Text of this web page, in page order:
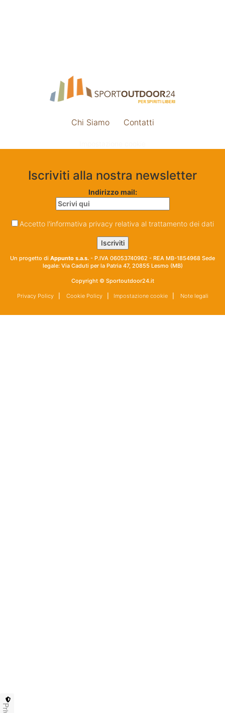
Chi Siamo Contatti
Iscriviti alla nostra newsletter
Indirizzo mail:
Accetto l'informativa privacy relativa al trattamento dei dati
Un progetto di Appunto s.a.s. - P.IVA 06053740962 - REA MB-1854968 Sede
legale: Via Caduti per la Patria 47, 20855 Lesmo (MB)
Copyright © Sportoutdoor24.it
Privacy Policy| Cookie Policy| Impostazione cookie| Note legali